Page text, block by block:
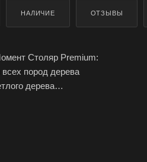
НАЛИЧИЕ ОТЗЫВЫ
Столяр Premium:
пород дерева
дерева
и быстросхватывающий